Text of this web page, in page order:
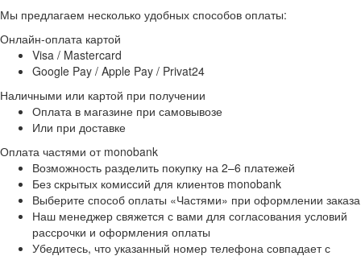
Мы предлагаем несколько удобных способов оплаты:
Онлайн-оплата картой
Visa / Mastercard
Google Pay / Apple Pay / Privat24
Наличными или картой при получении
Оплата в магазине при самовывозе
Или при доставке
Оплата частями от monobank
Возможность разделить покупку на 2–6 платежей
Без скрытых комиссий для клиентов monobank
Выберите способ оплаты «Частями» при оформлении заказа
Наш менеджер свяжется с вами для согласования условий
рассрочки и оформления оплаты
Убедитесь, что указанный номер телефона совпадает с